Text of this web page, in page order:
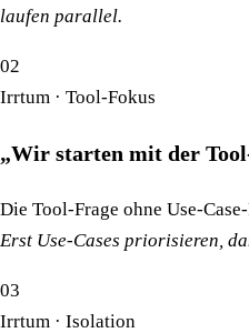
laufen parallel.
02
Irrtum · Tool-Fokus
„Wir starten mit der
Die Tool-Frage ohne Use-
Erst Use-Cases priorisieren,
03
Irrtum · Isolation